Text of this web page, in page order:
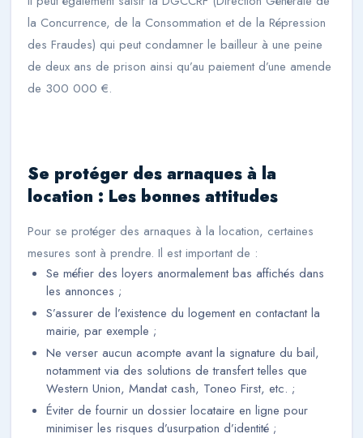
la Concurrence, de la Consommation et de la Répression
des Fraudes) qui peut condamner le bailleur à une peine
de deux ans de prison ainsi qu’au paiement d’une amende
de 300 000 €.
Se protéger des arnaques à la
location : Les bonnes attitudes
Pour se protéger des arnaques à la location, certaines
mesures sont à prendre. Il est important de :
Se méfier des loyers anormalement bas affichés dans
les annonces ;
S’assurer de l’existence du logement en contactant la
mairie, par exemple ;
Ne verser aucun acompte avant la signature du bail,
notamment via des solutions de transfert telles que
Western Union, Mandat cash, Toneo First, etc. ;
Éviter de fournir un dossier locataire en ligne pour
minimiser les risques d’usurpation d’identité ;